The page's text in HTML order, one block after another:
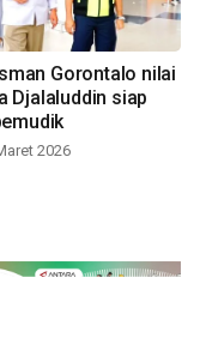
Gorontalo nilai
Djalaluddin siap
2026